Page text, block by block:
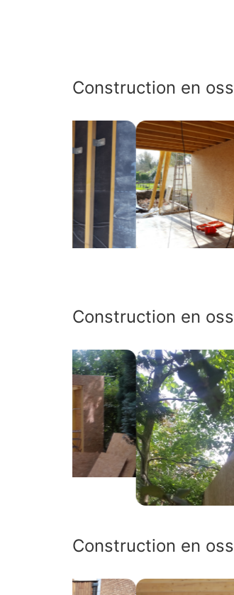
Construction en
Construction en
Construction en